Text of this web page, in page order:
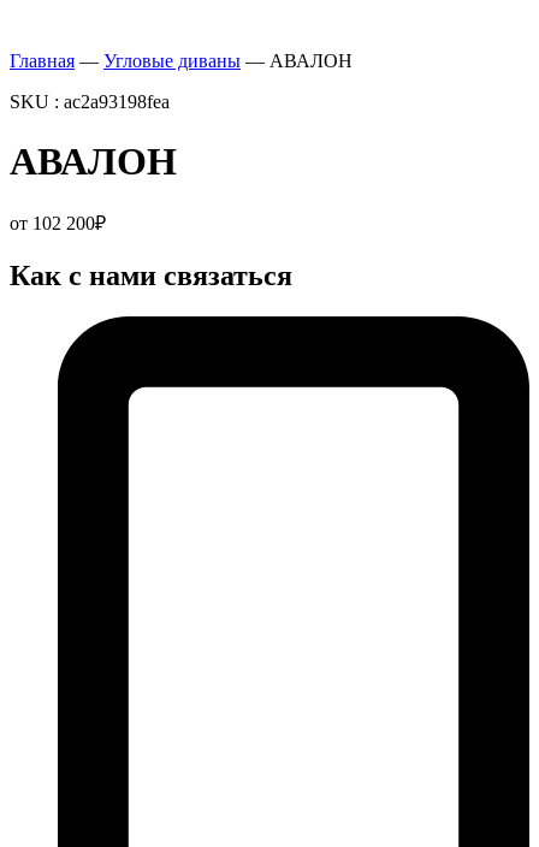
Главная — Угловые диваны — АВАЛОН
SKU : ac2a93198fea
АВАЛОН
от 102 200₽
Как с нами связаться